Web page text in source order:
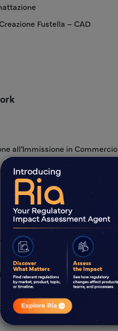
Fustella – CAD
all'Immissione in Commercio
parti
dell'etichettatura End-to-End